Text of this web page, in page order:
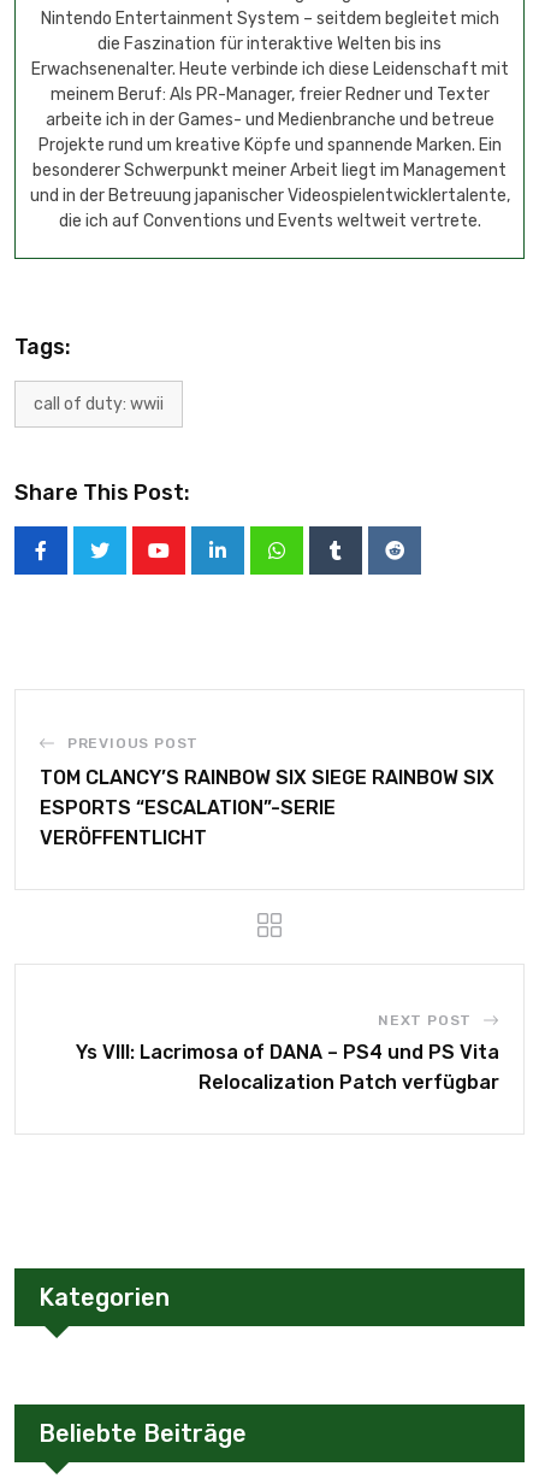
Nintendo Entertainment System – seitdem begleitet mich
die Faszination für interaktive Welten bis ins
Erwachsenenalter. Heute verbinde ich diese Leidenschaft mit
meinem Beruf: Als PR-Manager, freier Redner und Texter
arbeite ich in der Games- und Medienbranche und betreue
Projekte rund um kreative Köpfe und spannende Marken. Ein
besonderer Schwerpunkt meiner Arbeit liegt im Management
und in der Betreuung japanischer Videospielentwicklertalente,
die ich auf Conventions und Events weltweit vertrete.
Tags:
call of duty: wwii
Share This Post:
PREVIOUS POST
TOM CLANCY’S RAINBOW SIX SIEGE RAINBOW SIX
ESPORTS “ESCALATION”-SERIE
VERÖFFENTLICHT
NEXT POST
Ys VIII: Lacrimosa of DANA – PS4 und PS Vita
Relocalization Patch verfügbar
Kategorien
Beliebte Beiträge